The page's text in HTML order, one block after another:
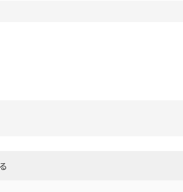
機種
および標準価格(税抜)を提供させていただ
トについて、当社および当社の共同利用者